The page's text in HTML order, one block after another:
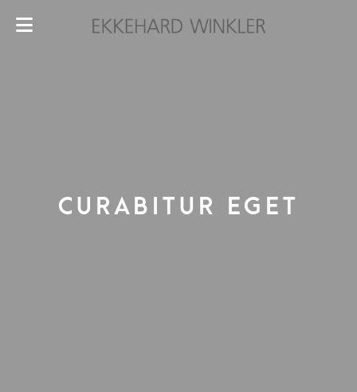
CURABITUR EGET